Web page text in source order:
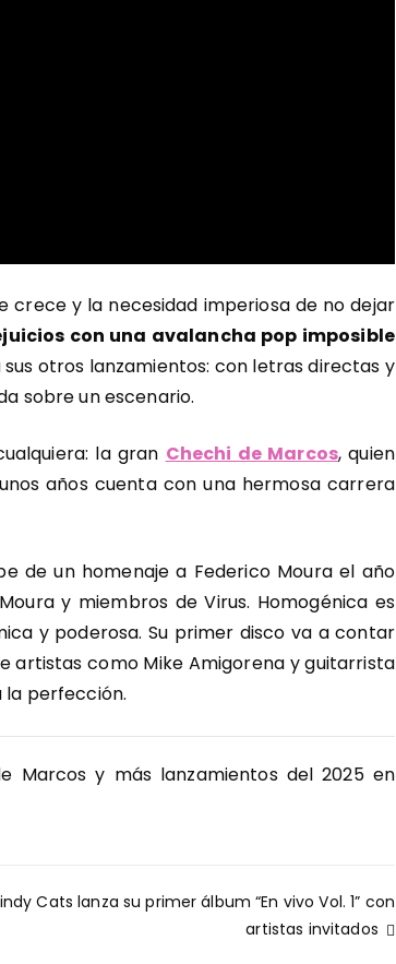
crece y la necesidad imperiosa de no dejar
con una avalancha pop imposible
otros lanzamientos: con letras directas y
sobre un escenario.
la gran Chechi de Marcos, quien
años cuenta con una hermosa carrera
de un homenaje a Federico Moura el año
y miembros de Virus. Homogénica es
y poderosa. Su primer disco va a contar
artistas como Mike Amigorena y guitarrista
la perfección.
Marcos y más lanzamientos del 2025 en
Cats lanza su primer álbum “En vivo Vol. 1” con
artistas invitados